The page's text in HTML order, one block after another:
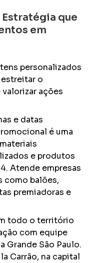
Estratégia que
em
personalizados
estreitar o
ações
e datas
é uma
e produtos
Atende empresas
como balões,
premiadoras e
todo o território
com equipe
Grande São Paulo.
Carrão, na capital